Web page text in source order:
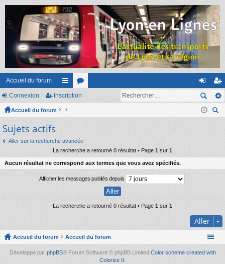
Accueil du forum
ac
co
ci
s
or
s
on
ne
ns
cri
Connexion Inscription
Accueil du forum
Sujets actifs
Aller sur la recherche avancée
La recherche a retourné 0 résultat • Page 1 sur 1
Aucun résultat ne correspond aux termes que vous avez spécifiés.
Afficher les messages publiés depuis
La recherche a retourné 0 résultat • Page 1 sur 1
Aller
Accueil du forum Accueil du forum
Développé par phpBB® Forum Software © phpBB Limited Color scheme created with
Colorize It